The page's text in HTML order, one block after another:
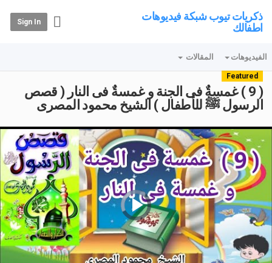
ذكريات تيوب شبكة فيديوهات
اطفالك
Sign In
الفيديوهات المقالات
Featured
( 9 ) غمسةٌ فى الجنة و غمسةٌ فى النار ( قصص
الرسول ﷺ للأطفال ) الشيخ محمود المصرى
Video
Player
is
loading.
Play